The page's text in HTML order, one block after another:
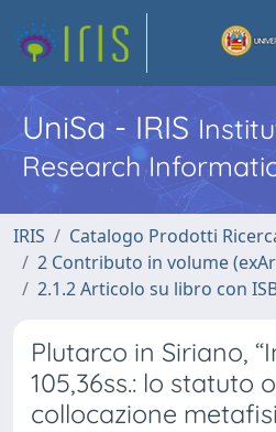
UniSa - IRIS
Research
IRIS
Catalogo Prodotti
2 Contributo in volume
2.1.2 Articolo su libro con
Plutarco in Siriano,
105,36ss.: lo statuto
collocazione